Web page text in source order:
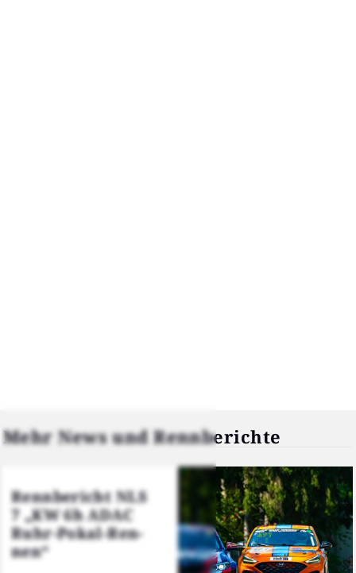
Mehr News und Renn­be­rich­te
Renn­be­richt NLS
7 „KW 6h ADAC
Ruhr-Pokal-Ren­
nen“